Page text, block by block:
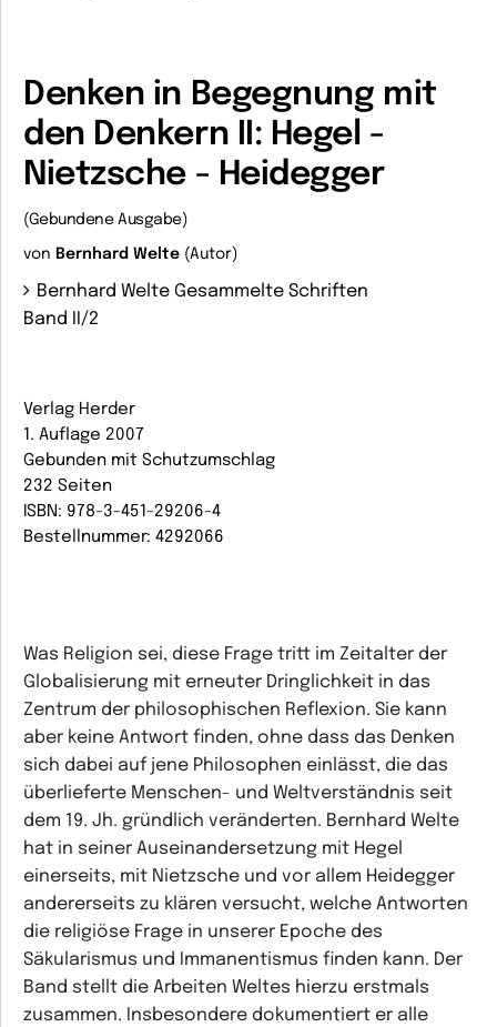
Denken in Begegnung mit
den Denkern II: Hegel -
Nietzsche - Heidegger
(Gebundene Ausgabe)
von Bernhard Welte (Autor)
Bernhard Welte Gesammelte Schriften
Band II/2
Verlag Herder
1. Auflage 2007
Gebunden mit Schutzumschlag
232 Seiten
ISBN: 978-3-451-29206-4
Bestellnummer: 4292066
Was Religion sei, diese Frage tritt im Zeitalter der
Globalisierung mit erneuter Dringlichkeit in das
Zentrum der philosophischen Reflexion. Sie kann
aber keine Antwort finden, ohne dass das Denken
sich dabei auf jene Philosophen einlässt, die das
überlieferte Menschen- und Weltverständnis seit
dem 19. Jh. gründlich veränderten. Bernhard Welte
hat in seiner Auseinandersetzung mit Hegel
einerseits, mit Nietzsche und vor allem Heidegger
andererseits zu klären versucht, welche Antworten
die religiöse Frage in unserer Epoche des
Säkularismus und Immanentismus finden kann. Der
Band stellt die Arbeiten Weltes hierzu erstmals
zusammen. Insbesondere dokumentiert er alle